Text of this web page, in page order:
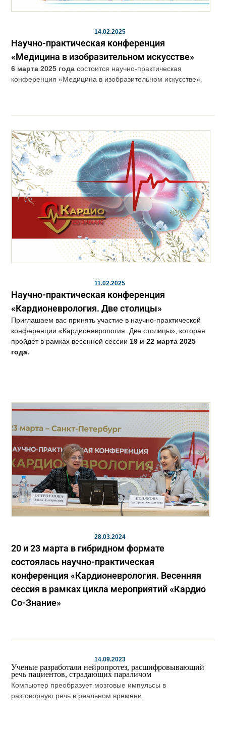
14.02.2025
Научно-практическая конференция
«Медицина в изобразительном искусстве»
6 марта 2025 года состоится научно-практическая
конференция «Медицина в изобразительном искусстве».
11.02.2025
Научно-практическая конференция
«Кардионеврология. Две столицы»
Приглашаем вас принять участие в научно-практической
конференции «Кардионеврология. Две столицы», которая
пройдет в рамках весенней сессии 19 и 22 марта 2025
года.
28.03.2024
20 и 23 марта в гибридном формате
состоялась научно-практическая
конференция «Кардионеврология. Весенняя
сессия в рамках цикла мероприятий «Кардио
Co-Знание»
14.09.2023
Ученые разработали нейропротез, расшифровывающий
речь пациентов, страдающих параличом
Компьютер преобразует мозговые импульсы в
разговорную речь в реальном времени.